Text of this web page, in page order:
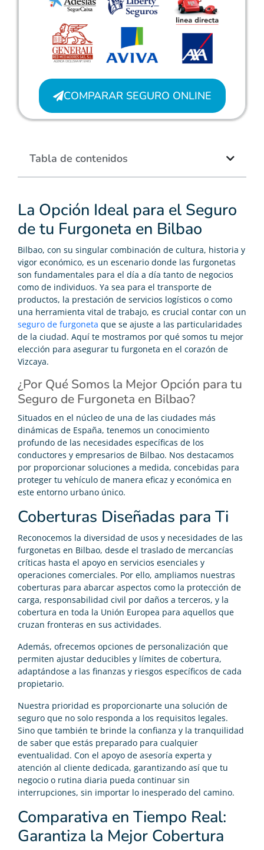
La Opción Ideal para el Seguro
de tu Furgoneta en Bilbao
Bilbao, con su singular combinación de cultura, historia y
vigor económico, es un escenario donde las furgonetas
son fundamentales para el día a día tanto de negocios
como de individuos. Ya sea para el transporte de
productos, la prestación de servicios logísticos o como
una herramienta vital de trabajo, es crucial contar con un
seguro de furgoneta que se ajuste a las particularidades
de la ciudad. Aquí te mostramos por qué somos tu mejor
elección para asegurar tu furgoneta en el corazón de
Vizcaya.
¿Por Qué Somos la Mejor Opción para tu
Seguro de Furgoneta en Bilbao?
Situados en el núcleo de una de las ciudades más
dinámicas de España, tenemos un conocimiento
profundo de las necesidades específicas de los
conductores y empresarios de Bilbao. Nos destacamos
por proporcionar soluciones a medida, concebidas para
proteger tu vehículo de manera eficaz y económica en
este entorno urbano único.
Coberturas Diseñadas para Ti
Reconocemos la diversidad de usos y necesidades de las
furgonetas en Bilbao, desde el traslado de mercancías
críticas hasta el apoyo en servicios esenciales y
operaciones comerciales. Por ello, ampliamos nuestras
coberturas para abarcar aspectos como la protección de
carga, responsabilidad civil por daños a terceros, y la
cobertura en toda la Unión Europea para aquellos que
cruzan fronteras en sus actividades.
Además, ofrecemos opciones de personalización que
permiten ajustar deducibles y límites de cobertura,
adaptándose a las finanzas y riesgos específicos de cada
propietario.
Nuestra prioridad es proporcionarte una solución de
seguro que no solo responda a los requisitos legales.
Sino que también te brinde la confianza y la tranquilidad
de saber que estás preparado para cualquier
eventualidad. Con el apoyo de asesoría experta y
atención al cliente dedicada, garantizando así que tu
negocio o rutina diaria pueda continuar sin
interrupciones, sin importar lo inesperado del camino.
Comparativa en Tiempo Real:
Garantiza la Mejor Cobertura
COMPARAR SEGURO ONLINE
Tabla de contenidos